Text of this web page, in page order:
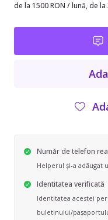
de la 1500 RON / lună, de la
Număr de telefon
Helperul și-a adăugat
Identitatea verificată
Identitatea acestei
buletinului/